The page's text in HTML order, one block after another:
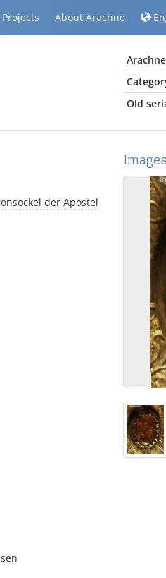
Projects About Arachne
Old
der Apostel
Images